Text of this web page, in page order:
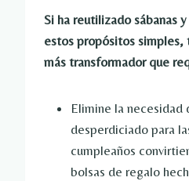
Si ha reutilizado sábanas
estos propósitos simples,
más transformador que
Elimine la
desperdiciado para
cumpleaños
bolsas de regalo